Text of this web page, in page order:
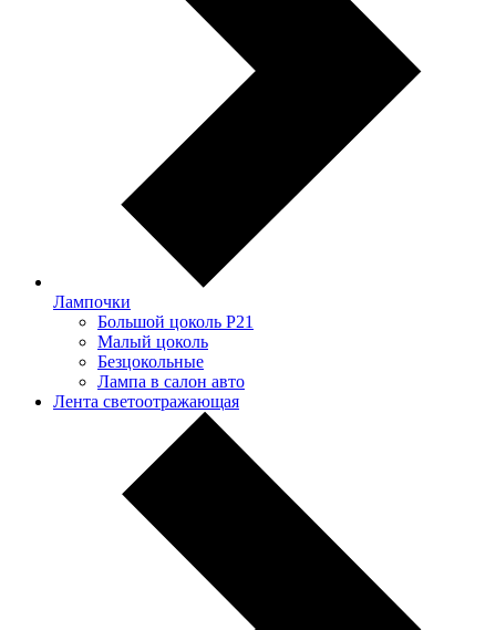
Лампочки
Большой цоколь P21
Малый цоколь
Безцокольные
Лампа в салон авто
Лента светоотражающая